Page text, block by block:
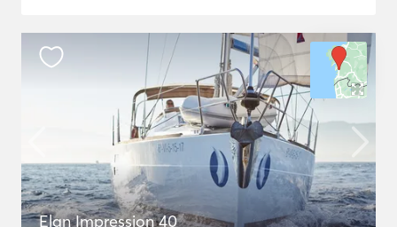
Elan Impression 40